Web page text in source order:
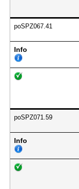
poSPZ067.41
Info
poSPZ071.59
Info